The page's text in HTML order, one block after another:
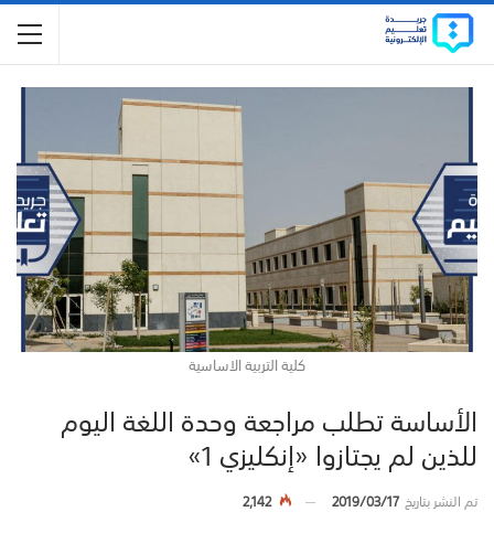
كلية التربية الاساسية
الأساسة تطلب مراجعة وحدة اللغة اليوم
للذين لم يجتازوا «إنكليزي 1»
تم النشر بتاريخ2019/03/17
2,142